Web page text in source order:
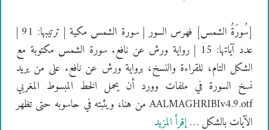
[سُورَةُ الشمس] فهرس السور | سورة الشمس مكية | ترتيبها: 91 |
عدد آياتها: 15 | رواية ورش عن نافع. سورة الشمس مكتوبة مع
الشكل التام، للقراءة والنسخ، برواية ورش عن نافع. على من يريد
نسخ السورة في ملفات وورد أن يحمل الخط المبسوط المغربي
AALMAGHRIBIv4.9.otf من هنا، ويثبته في حاسوبه حتى تظهر
الآيات بالشكل …إقرأ المزيد